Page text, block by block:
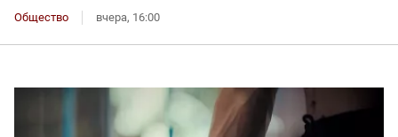
Общество вчера, 16:00